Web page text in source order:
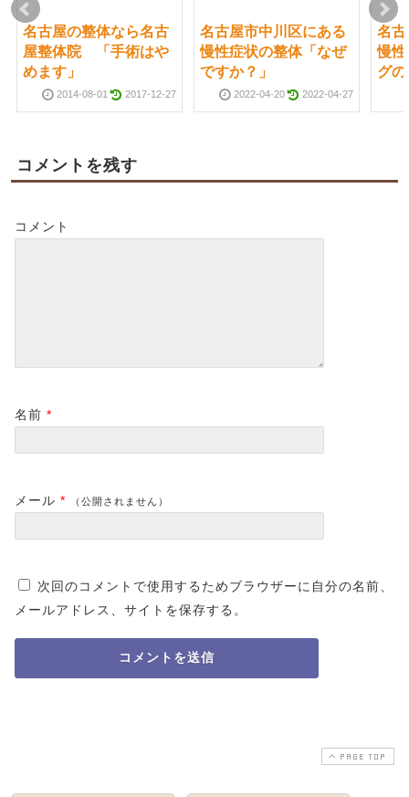
名古屋の整体なら名古
屋整体院 「手術はや
めます」
2014-08-01 2017-12-27
名古屋市中川区にある
慢性症状の整体「なぜ
ですか？」
2022-04-20 2022-04-27
名
慢
グ
コメントを残す
コメント
名前 *
メール * （公開されません）
次回のコメントで使用するためブラウザーに自分の名前、
メールアドレス、サイトを保存する。
PAGE TOP